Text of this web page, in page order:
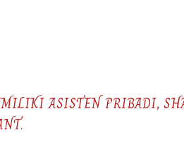
ASISTEN PRIBADI,